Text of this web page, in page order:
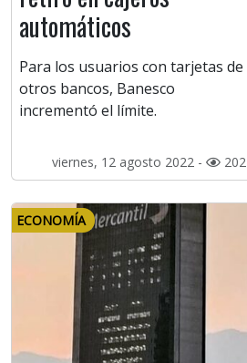
automáticos
Para los usuarios con tarjetas de
otros bancos, Banesco
incrementó el límite.
viernes, 12 agosto 2022 - 202
ECONOMÍA